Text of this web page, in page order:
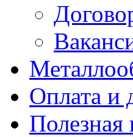
Оплата и